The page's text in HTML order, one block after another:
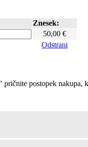
Znesek:
50,00 €
Odstrani
postopek nakupa,